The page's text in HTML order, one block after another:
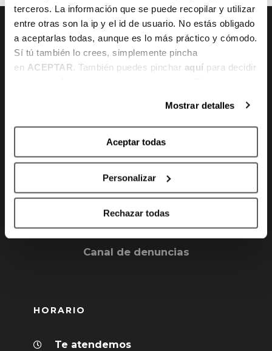
terceros. La información que se puede recopilar y utilizar
entre otras son la ip y el id de usuario. No estás obligado
a aceptarlas todas, aunque es lo más práctico y cómodo.
Sí tú también lo crees, simplemente pincha
en ACEPTAR . También puedes pinchar aquí para decidir
Mostrar detalles
Aceptar todas
Personalizar
Rechazar todas
CONTACTO
(+34) 944 70 06 78
Canal de denuncias
HORARIO
Te atendemos